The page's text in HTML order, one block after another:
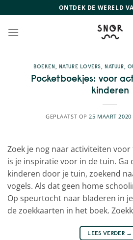
naar
inhoud
ONTDEK DE WERELD
BOEKEN , NATURE LOVERS, NATUUR,
Pocketboekjes: voor
kinderen
GEPLAATST OP 25 MAART 2020
Zoek je nog naar activiteiten
is je inspiratie voor in de tuin.
kinderen door je tuin, zoekend
vogels. Als dat geen home
Op speurtocht naar bladeren in
de zoekkaarten in het boek.
LEES VERDER →